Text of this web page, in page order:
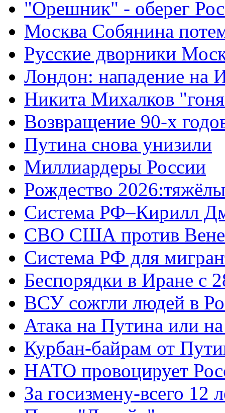
"Орешник" - оберег
Москва Собянина
Русские дворники
Лондон: нападение на
Никита Михалков
Возвращение 90-х
Путина снова унизили
Миллиардеры России
Рождество
Система РФ–Кирилл
СВО США против
Система РФ для
Беспорядки в Иране с
ВСУ сожгли людей в
Атака на Путина или
Курбан-байрам от
НАТО провоцирует
За госизмену-всего 12